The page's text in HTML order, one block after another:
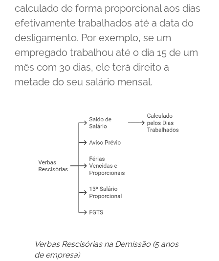
calculado de forma proporcional aos dias
efetivamente trabalhados até a data do
desligamento. Por exemplo, se um
empregado trabalhou até o dia 15 de um
mês com 30 dias, ele terá direito a
metade do seu salário mensal.
Verbas Rescisórias na Demissão (5 anos
de empresa)